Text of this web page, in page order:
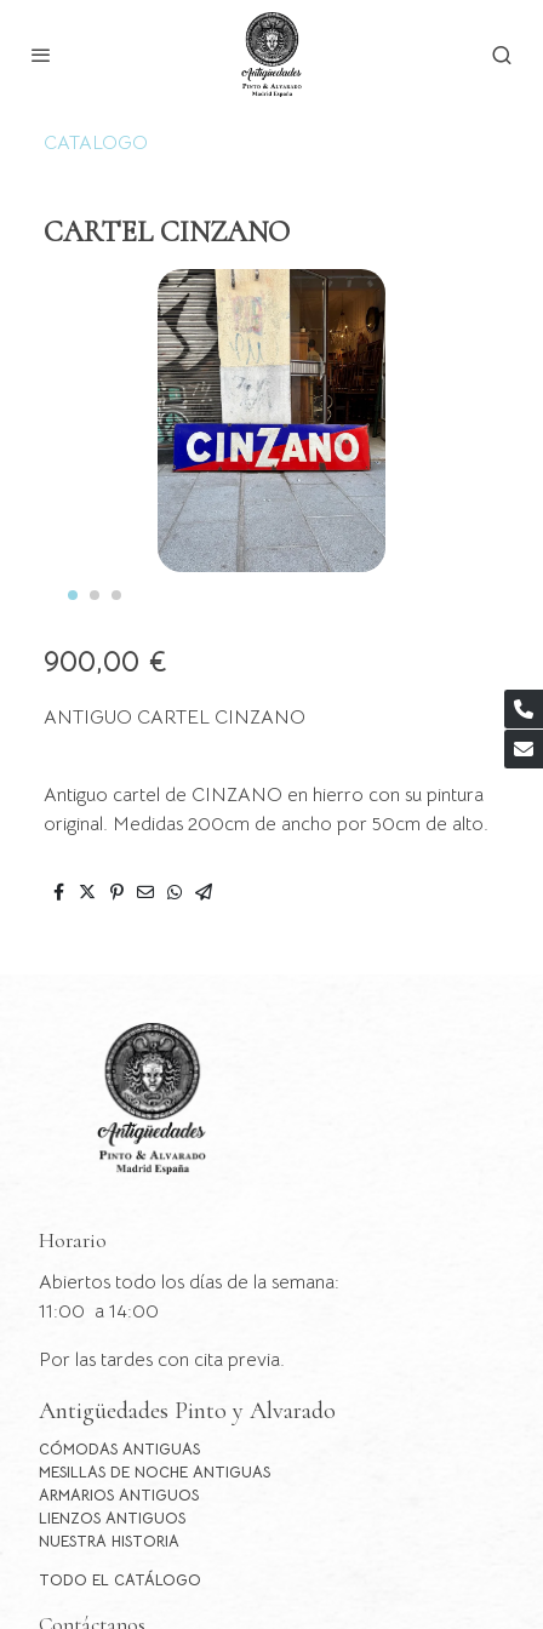
CATALOGO
CARTEL CINZANO
900,00 €
ANTIGUO CARTEL CINZANO
Antiguo cartel de CINZANO en hierro con su pintura
original. Medidas 200cm de ancho por 50cm de alto.
Horario
Abiertos todo los días de la semana:
11:00 a 14:00
Por las tardes con cita previa.
Antigüedades Pinto y Alvarado
CÓMODAS ANTIGUAS
MESILLAS DE NOCHE ANTIGUAS
ARMARIOS ANTIGUOS
LIENZOS ANTIGUOS
NUESTRA HISTORIA
TODO EL CATÁLOGO